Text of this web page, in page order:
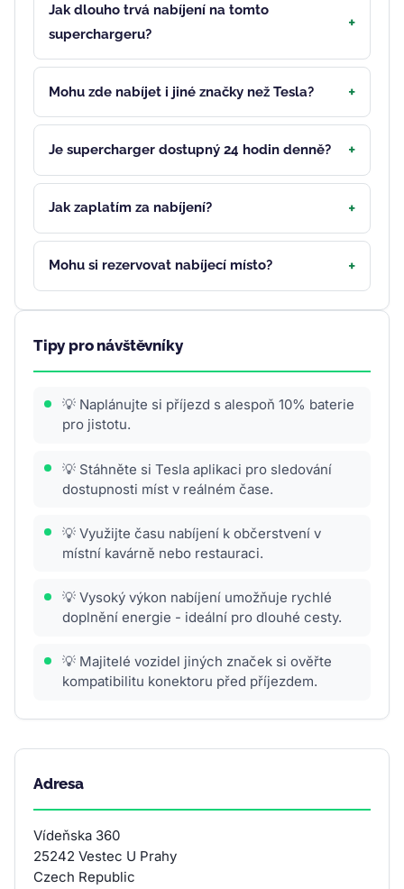
Jak dlouho trvá nabíjení na tomto
superchargeru?
Mohu zde nabíjet i jiné značky než Tesla?
Je supercharger dostupný 24 hodin denně?
Jak zaplatím za nabíjení?
Mohu si rezervovat nabíjecí místo?
Tipy pro návštěvníky
💡 Naplánujte si příjezd s alespoň 10% baterie
pro jistotu.
💡 Stáhněte si Tesla aplikaci pro sledování
dostupnosti míst v reálném čase.
💡 Využijte času nabíjení k občerstvení v
místní kavárně nebo restauraci.
💡 Vysoký výkon nabíjení umožňuje rychlé
doplnění energie - ideální pro dlouhé cesty.
💡 Majitelé vozidel jiných značek si ověřte
kompatibilitu konektoru před příjezdem.
Adresa
Vídeňska 360
25242 Vestec U Prahy
Czech Republic